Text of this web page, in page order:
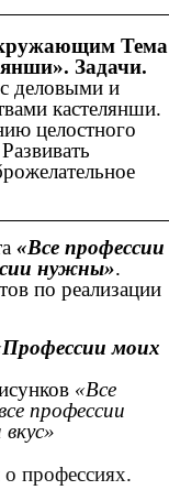
Задачи.
деловыми и
кастелянши.
целостного
«Все профессии
нужны».
по реализации
Профессии моих
«Все
профессии
профессиях.